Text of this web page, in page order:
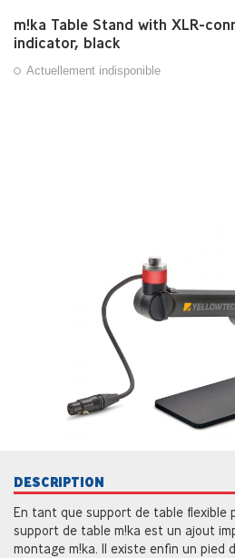
m!ka Table Stand with XLR-
indicator, black
Actuellement indisponible
DESCRIPTION
En tant que support de table flexible
support de table m!ka est un ajout
montage m!ka. Il existe enfin un pied